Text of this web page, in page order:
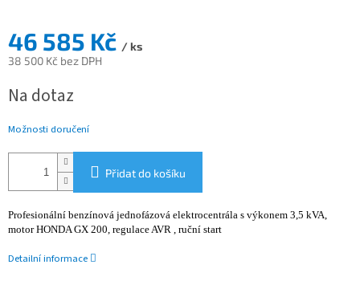
46 585 Kč / ks
38 500 Kč bez DPH
cena:
Na dotaz
Možnosti doručení
Přidat do košíku
Profesionální benzínová jednofázová elektrocentrála s výkonem 3,5 kVA,
motor HONDA GX 200, regulace AVR , ruční start
Detailní informace